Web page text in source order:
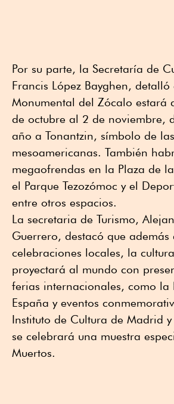
Por su parte, la Secretaría de
Francis López Bayghen,
Monumental del Zócalo estará
de octubre al 2 de noviembre,
año a Tonantzin, símbolo de
mesoamericanas. También
megaofrendas en la Plaza de
el Parque Tezozómoc y el
entre otros espacios.
La secretaria de Turismo,
Guerrero, destacó que además
celebraciones locales, la
proyectará al mundo con
ferias internacionales, como la
España y eventos
Instituto de Cultura de Madrid
se celebrará una muestra
Muertos.